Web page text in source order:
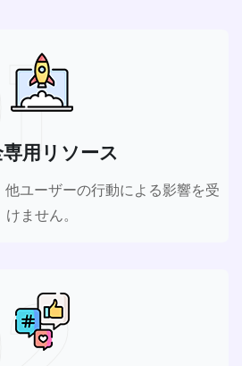
用リソース
他ユーザーの行動による影響を受
けません。